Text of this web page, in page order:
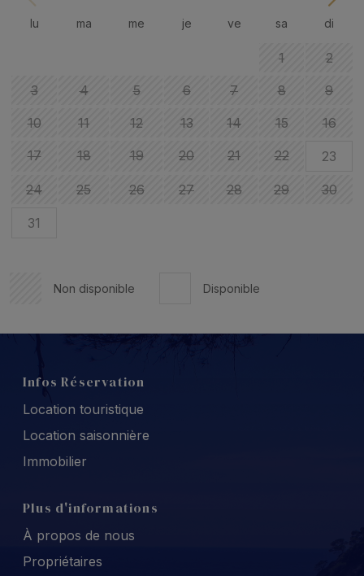
lu ma me je ve sa di
1
2
3
4 5 6 7 8
9
10
11 12 13 14 15
16
17
18 19 20 21 22 23
24 25 26 27 28 29 30
31
Non disponible Disponible
Infos Réservation
Location touristique
Location saisonnière
Immobilier
Plus d'informations
À propos de nous
Propriétaires